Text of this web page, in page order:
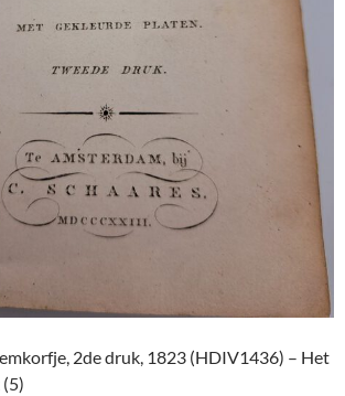
2de druk, 1823 (HDIV1436) – Het